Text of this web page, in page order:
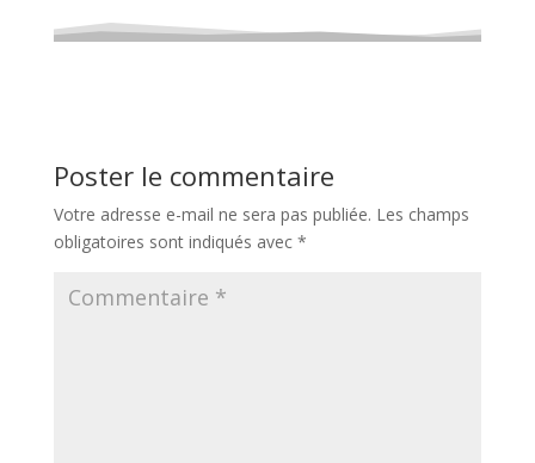
Poster le commentaire
Votre adresse e-mail ne sera pas publiée. Les champs
obligatoires sont indiqués avec *